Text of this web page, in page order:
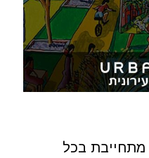
חברת URBANLAND מתחייבת בכל